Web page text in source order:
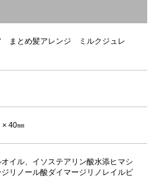
まとめ髪アレンジ ミルクジュレ
× 40㎜
イル、イソステアリン酸水添ヒマシ
リノール酸ダイマージリノレイルビ